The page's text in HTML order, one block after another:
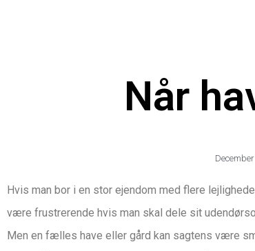
Når
Hvis man bor i en stor ejendom med flere
være frustrerende hvis man skal dele sit
Men en fælles have eller gård kan sagtens være